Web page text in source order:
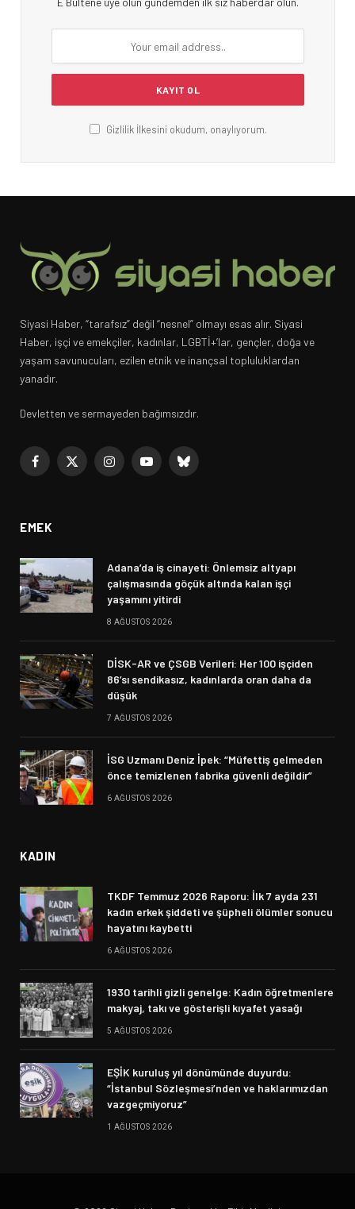
Gizlilik İlkesini okudum, onaylıyorum.
Siyasi Haber, “tarafsız” değil “nesnel” olmayı esas alır. Siyasi
Haber, işçi ve emekçiler, kadınlar, LGBTİ+’lar, gençler, doğa ve
yaşam savunucuları, ezilen etnik ve inançsal topluluklardan
yanadır.
Devletten ve sermayeden bağımsızdır.
Facebook
X
InstagramYouTubeBluesky
EMEK
Adana’da iş cinayeti: Önlemsiz altyapı
çalışmasında göçük altında kalan işçi
yaşamını yitirdi
8 AĞUSTOS 2026
DİSK-AR ve ÇSGB Verileri: Her 100 işçiden
86’sı sendikasız, kadınlarda oran daha da
düşük
7 AĞUSTOS 2026
İSG Uzmanı Deniz İpek: “Müfettiş gelmeden
önce temizlenen fabrika güvenli değildir”
6 AĞUSTOS 2026
KADIN
TKDF Temmuz 2026 Raporu: İlk 7 ayda 231
kadın erkek şiddeti ve şüpheli ölümler sonucu
hayatını kaybetti
6 AĞUSTOS 2026
1930 tarihli gizli genelge: Kadın öğretmenlere
makyaj, takı ve gösterişli kıyafet yasağı
5 AĞUSTOS 2026
EŞİK kuruluş yıl dönümünde duyurdu:
“İstanbul Sözleşmesi’nden ve haklarımızdan
vazgeçmiyoruz”
1 AĞUSTOS 2026